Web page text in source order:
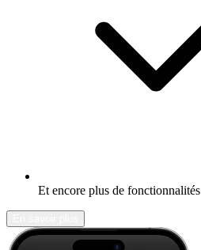
Et encore plus de fonctionnalités